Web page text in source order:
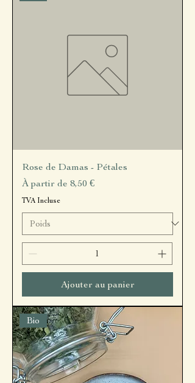
Rose de Damas - Pétales
À partir de 8,50 €
Prix promotionnel
TVA Incluse
Ajouter au panier
Bio